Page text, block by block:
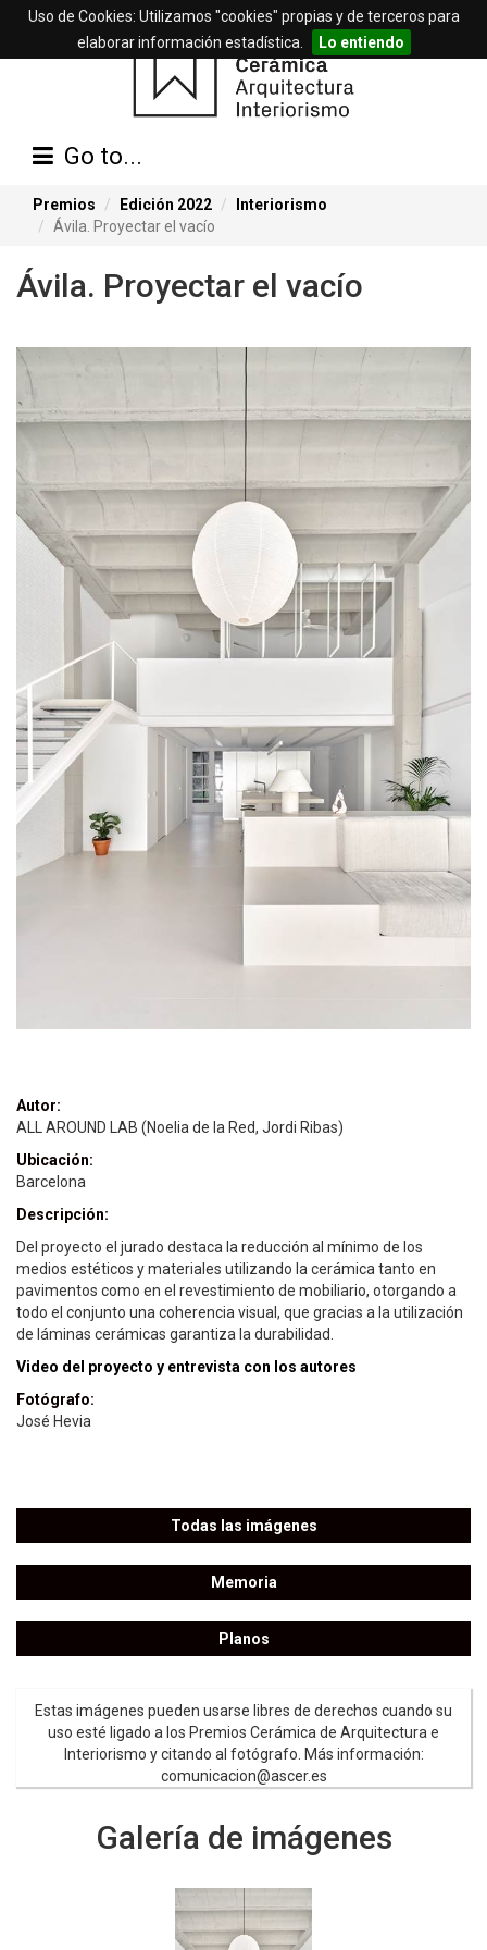
Uso de Cookies: Utilizamos "cookies" propias y de terceros para
elaborar información estadística.
Lo entiendo
Go to...
Premios Edición 2022
Interiorismo
Ávila. Proyectar el vacío
Ávila. Proyectar el vacío
Autor:
ALL AROUND LAB (Noelia de la Red, Jordi Ribas)
Ubicación:
Barcelona
Descripción:
Del proyecto el jurado destaca la reducción al mínimo de los
medios estéticos y materiales utilizando la cerámica tanto en
pavimentos como en el revestimiento de mobiliario, otorgando a
todo el conjunto una coherencia visual, que gracias a la utilización
de láminas cerámicas garantiza la durabilidad.
Video del proyecto y entrevista con los autores
Fotógrafo:
José Hevia
Todas las imágenes
Memoria
Planos
Estas imágenes pueden usarse libres de derechos cuando su
uso esté ligado a los Premios Cerámica de Arquitectura e
Interiorismo y citando al fotógrafo. Más información:
comunicacion@ascer.es
Galería de imágenes